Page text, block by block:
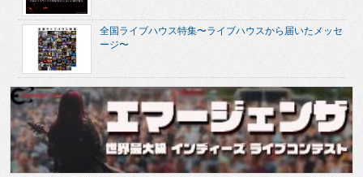
全国ライブハウス特集〜ライブハウスから届いたメッセ
ージ〜